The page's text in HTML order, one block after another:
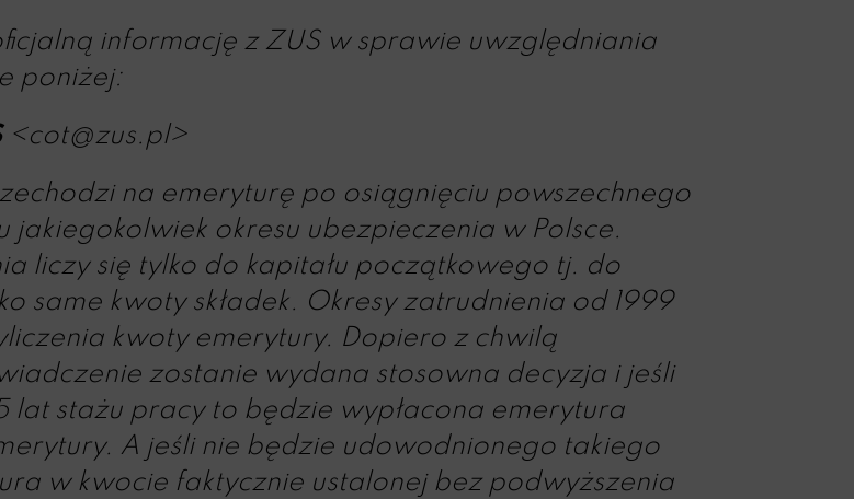
informację z ZUS w sprawie uwzględniania
poniżej:
<cot@zus.pl>
na emeryturę po osiągnięciu powszechnego
okresu ubezpieczenia w Polsce.
liczy się tylko do kapitału początkowego tj. do
same kwoty składek. Okresy zatrudnienia od 1999
kwoty emerytury. Dopiero z chwilą
zostanie wydana stosowna decyzja i jeśli
lat stażu pracy to będzie wypłacona emerytura
A jeśli nie będzie udowodnionego takiego
w kwocie faktycznie ustalonej bez podwyższenia